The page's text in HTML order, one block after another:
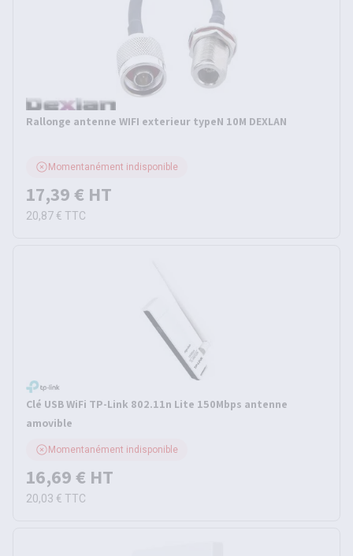
Rallonge antenne WIFI exterieur typeN 10M DEXLAN
Momentanément indisponible
17,39 € HT
20,87 € TTC
Clé USB WiFi TP-Link 802.11n Lite 150Mbps antenne
amovible
Momentanément indisponible
16,69 € HT
20,03 € TTC